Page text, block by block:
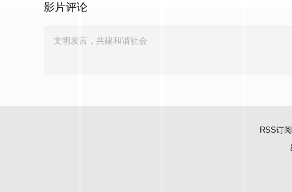
影片评论
RSS订阅